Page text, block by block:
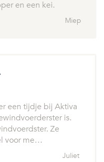
en een kei.
Miep
een tijdje bij Aktiva
is.
Ze
voor me…
Juliet